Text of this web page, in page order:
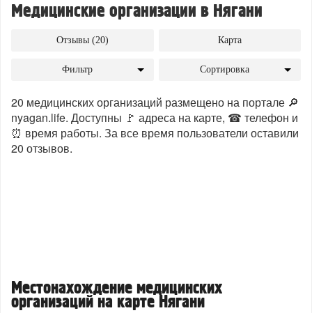
Медицинские организации в Нягани
Отзывы (20) Карта
Фильтр Сортировка
20 медицинских организаций размещено на портале 🔎
nyagan.life. Доступны 🚩 адреса на карте, ☎ телефон и
⏰ время работы. За все время пользователи оставили
20 отзывов.
Местонахождение медицинских
организаций на карте Нягани